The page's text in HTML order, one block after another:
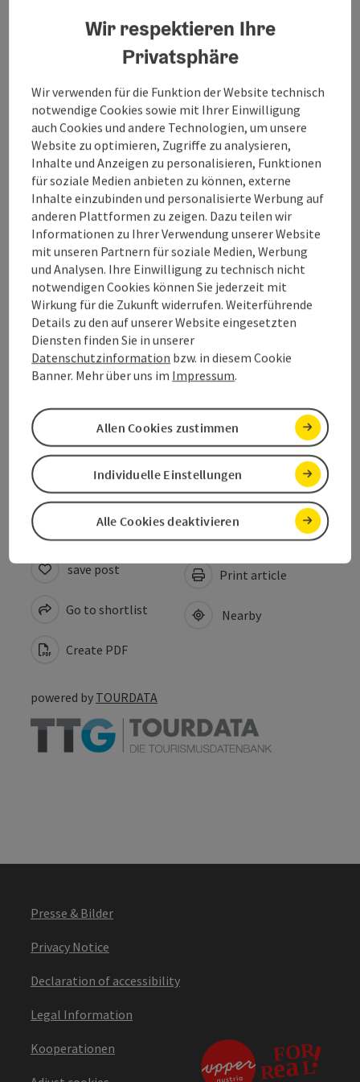
Event information
August 21–23, 2026
“kind of eternal” – pop-up
Theodora Gyöngyi – Glass Bead Jewelry
Contact
Event date(s)
Event location
Arrival
Accessibility
To the website
save post
Go to shortlist
Create PDF
Print article
Nearby
powered by TOURDATA
Presse & Bilder
Privacy Notice
Declaration of accessibility
Legal Information
Kooperationen
Wir respektieren Ihre
Privatsphäre
Wir verwenden für die Funktion der Website technisch
notwendige Cookies sowie mit Ihrer Einwilligung
auch Cookies und andere Technologien, um unsere
Website zu optimieren, Zugriffe zu analysieren,
Inhalte und Anzeigen zu personalisieren, Funktionen
für soziale Medien anbieten zu können, externe
Inhalte einzubinden und personalisierte Werbung auf
anderen Plattformen zu zeigen. Dazu teilen wir
Informationen zu Ihrer Verwendung unserer Website
mit unseren Partnern für soziale Medien, Werbung
und Analysen. Ihre Einwilligung zu technisch nicht
notwendigen Cookies können Sie jederzeit mit
Wirkung für die Zukunft widerrufen. Weiterführende
Details zu den auf unserer Website eingesetzten
Diensten finden Sie in unserer
Datenschutzinformation bzw. in diesem Cookie
Banner. Mehr über uns im Impressum.
Alle Cookies deaktivieren
Individuelle Einstellungen
Allen Cookies zustimmen